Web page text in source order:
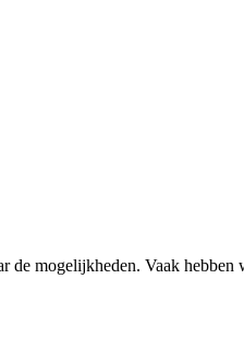
mogelijkheden. Vaak